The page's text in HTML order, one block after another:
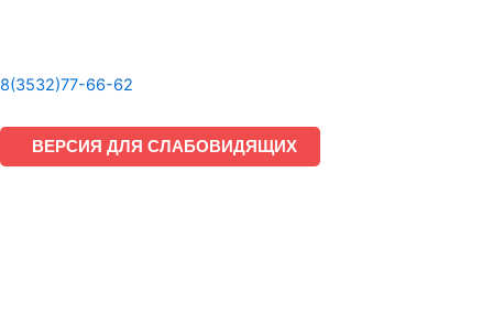
8(3532)77-66-62
ВЕРСИЯ ДЛЯ СЛАБОВИДЯЩИХ